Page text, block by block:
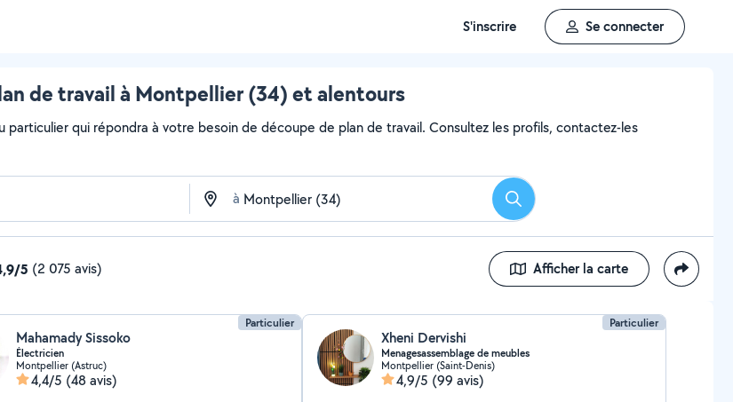
S'inscrire Se connecter
de travail à Montpellier (34) et alentours
particulier qui répondra à votre besoin de découpe de plan de travail. Consultez les profils, contactez-les
à Rechercher
5 (2 075 avis) Afficher la carte
Particulier
Mahamady Sissoko
Électricien
Montpellier (Astruc)
4,4/5 (48 avis)
Particulier
Xheni Dervishi
Menagesassemblage de meubles
Montpellier (Saint-Denis)
4,9/5 (99 avis)